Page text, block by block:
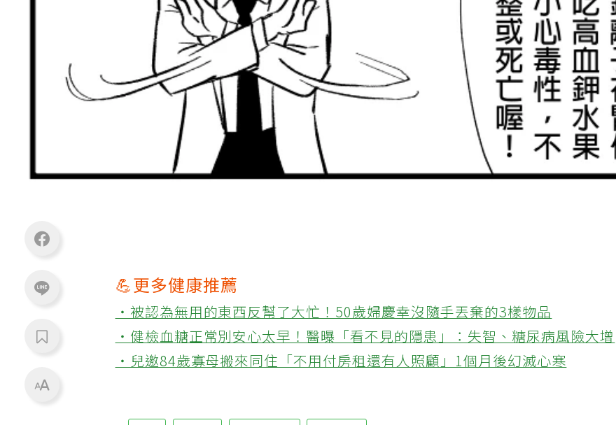
💪更多健康推薦
‧被認為無用的東西反幫了大忙！50歲婦慶幸沒隨手丟棄的3樣物品
‧健檢血糖正常別安心太早！醫曝「看不見的隱患」：失智、糖尿病風險大增
‧兒邀84歲寡母搬來同住「不用付房租還有人照顧」1個月後幻滅心寒